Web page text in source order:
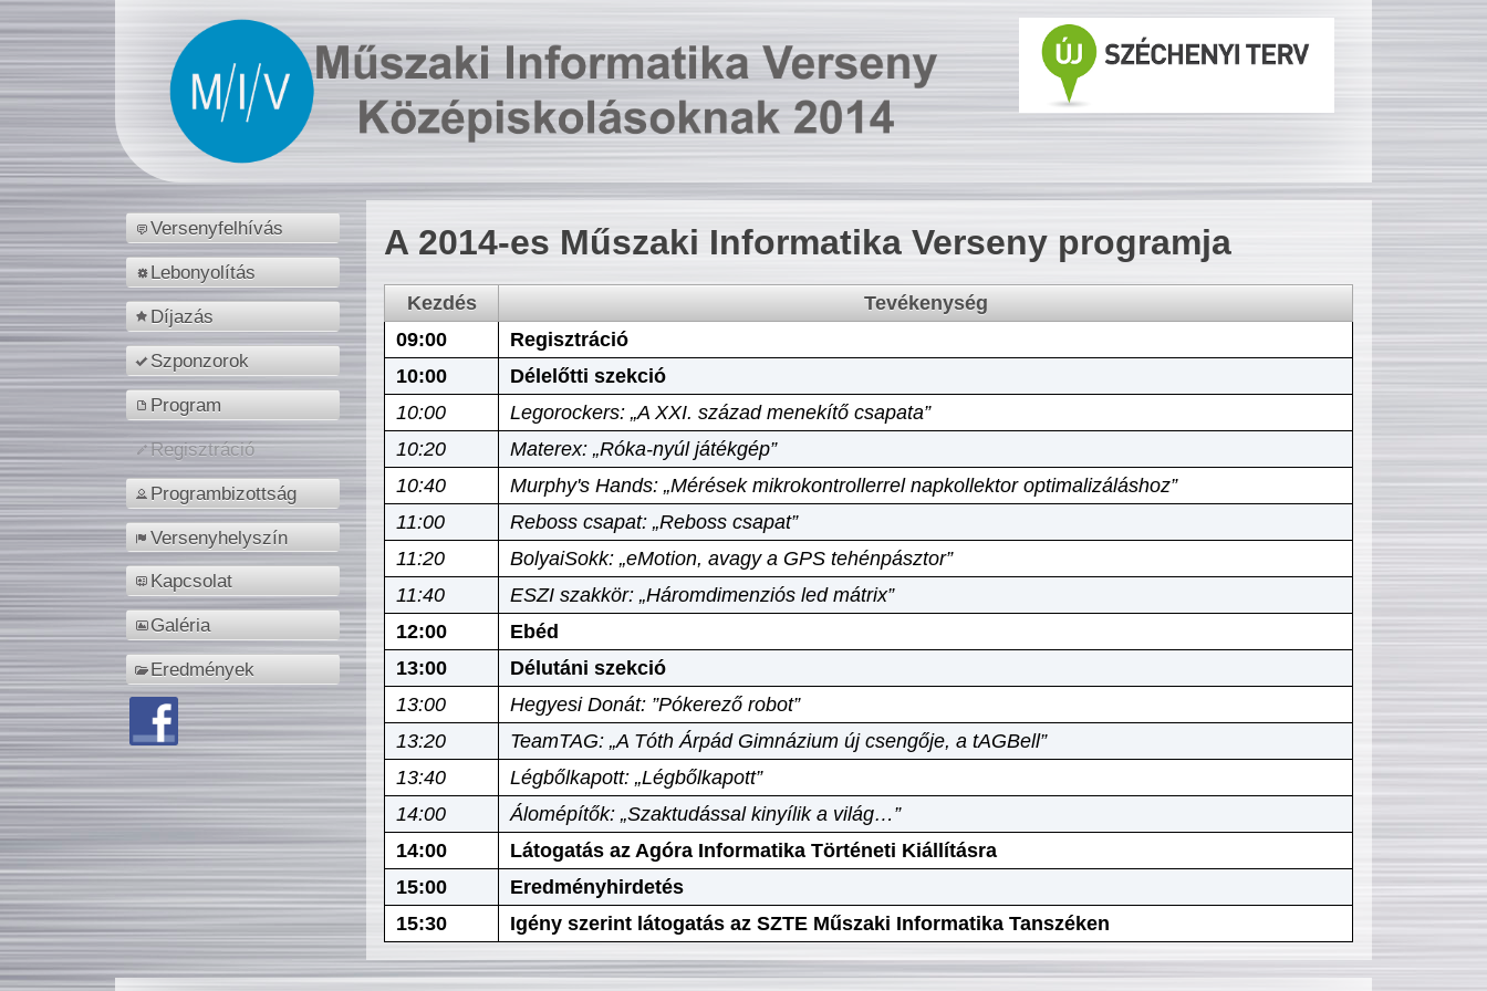
Versenyfelhívás
Lebonyolítás
Díjazás
Szponzorok
Program
Regisztráció
Programbizottság
Versenyhelyszín
Kapcsolat
Galéria
Eredmények
A 2014-es Műszaki Informatika Verseny programja
Kezdés
Tevékenység
09:00
Regisztráció
10:00
Délelőtti szekció
10:00
Legorockers: „A XXI. század menekítő csapata”
10:20
Materex: „Róka-nyúl játékgép”
10:40
Murphy's Hands: „Mérések mikrokontrollerrel napkollektor optimalizáláshoz”
11:00
Reboss csapat: „Reboss csapat”
11:20
BolyaiSokk: „eMotion, avagy a GPS tehénpásztor”
11:40
ESZI szakkör: „Háromdimenziós led mátrix”
12:00
Ebéd
13:00
Délutáni szekció
13:00
Hegyesi Donát: ”Pókerező robot”
13:20
TeamTAG: „A Tóth Árpád Gimnázium új csengője, a tAGBell”
13:40
Légbőlkapott: „Légbőlkapott”
14:00
Álomépítők: „Szaktudással kinyílik a világ…”
14:00
Látogatás az Agóra Informatika Történeti Kiállításra
15:00
Eredményhirdetés
15:30
Igény szerint látogatás az SZTE Műszaki Informatika Tanszéken